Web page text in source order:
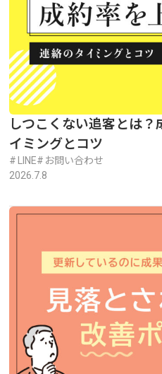
しつこくない追客とは
イミングとコツ
LINE
お問い合わせ
2026.7.8